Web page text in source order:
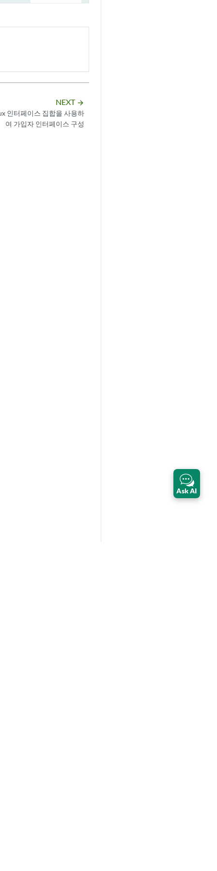
NEXT arrow_forward
인터페이스 집합을 사용하
여 가입자 인터페이스 구성
Ask AI